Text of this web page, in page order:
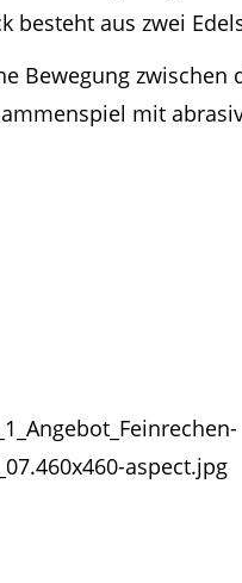
besteht aus zwei
Bewegung
mit